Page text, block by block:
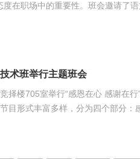
在职场中的重要性。班会邀请了语
术班举行主题班会
楼705室举行“感恩在心 感谢在